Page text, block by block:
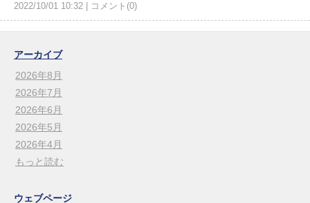
2022/10/01 10:32 コメント(0)
アーカイブ
2026年8月
2026年7月
2026年6月
2026年5月
2026年4月
もっと読む
ウェブページ